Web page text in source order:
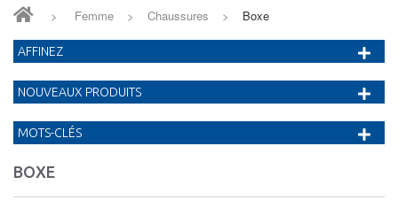
> Femme > Chaussures > Boxe
BOXE
AFFINEZ
NOUVEAUX PRODUITS
MOTS-CLÉS